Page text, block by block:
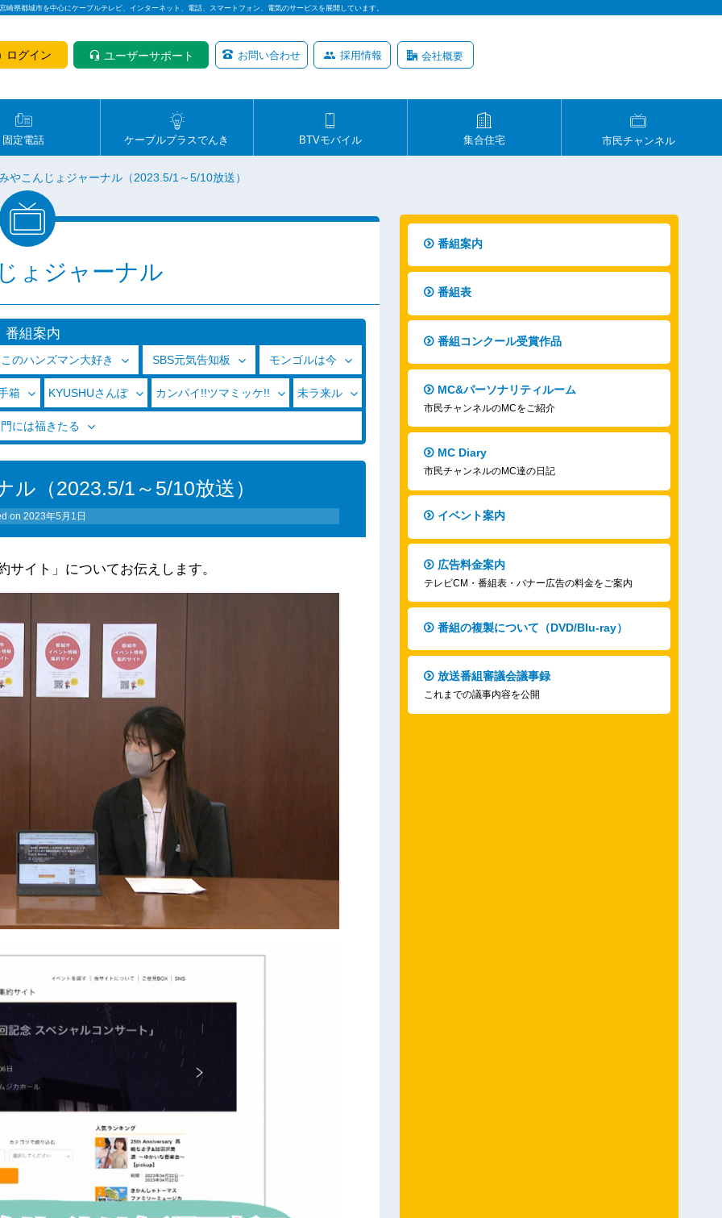
崎県都城市を中心にケーブルテレビ、インターネット、電話、スマートフォン、電気のサービスを展開しています。
ログイン ユーザーサポート お問い合わせ 採用情報 会社概要
固定電話 ケーブルプラスでんき BTVモバイル 集合住宅 市民チャンネル
やこんじょジャーナル（2023.5/1～5/10放送）
ょジャーナル
番組案内
のハンズマン大好き SBS元気告知板 モンゴルは今
箱 KYUSHUさんぽ カンパイ!!ツマミッケ!! 未ラ来ル
には福きたる
（2023.5/1～5/10放送）
on 2023年5月1日
イト」についてお伝えします。
番組案内
番組表
番組コンクール受賞作品
MC&パーソナリティルーム
市民チャンネルのMCをご紹介
MC Diary
市民チャンネルのMC達の日記
イベント案内
広告料金案内
テレビCM・番組表・バナー広告の料金をご案内
番組の複製について（DVD/Blu-ray）
放送番組審議会議事録
これまでの議事内容を公開